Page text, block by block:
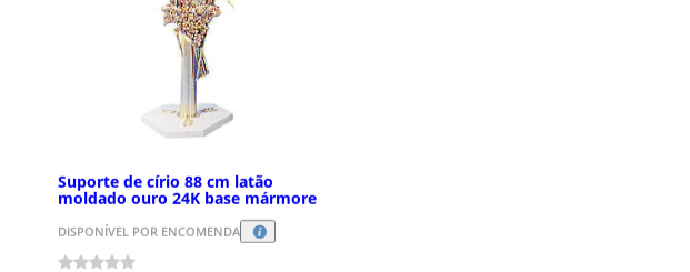
Suporte de círio 88 cm latão
moldado ouro 24K base mármore
DISPONÍVEL POR ENCOMENDA